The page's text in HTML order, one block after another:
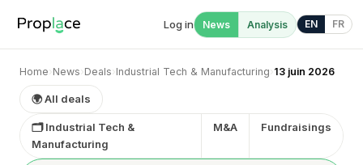
Log in News Analysis EN FR
Home› News› Deals› Industrial Tech & Manufacturing› 13 juin 2026
🌍 All deals
🗂 Industrial Tech &
Manufacturing
M&A Fundraisings